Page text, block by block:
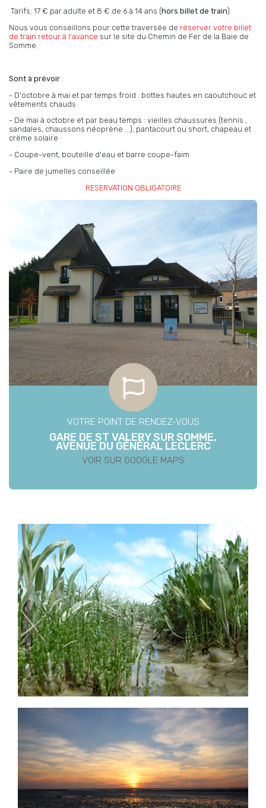
Tarifs: 17 € par adulte et 8 € de 6 à 14 ans (hors billet de train)
Nous vous conseillons pour cette traversée de réserver votre billet
de train retour à l'avance sur le site du Chemin de Fer de la Baie de
Somme.
Sont à prévoir :
- D'octobre à mai et par temps froid : bottes hautes en caoutchouc et
vêtements chauds
- De mai à octobre et par beau temps : vieilles chaussures (tennis ,
sandales, chaussons néoprène ...), pantacourt ou short, chapeau et
crème solaire
- Coupe-vent, bouteille d'eau et barre coupe-faim
- Paire de jumelles conseillée
RESERVATION OBLIGATOIRE
VOTRE POINT DE RENDEZ-VOUS
GARE DE ST VALERY SUR SOMME,
AVENUE DU GÉNÉRAL LECLERC
VOIR SUR GOOGLE MAPS